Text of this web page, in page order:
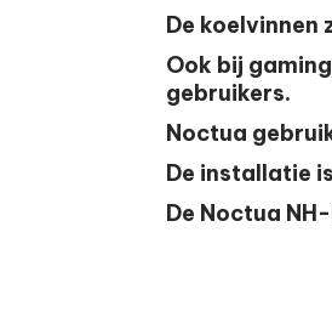
De
Ook bij
gebruikers.
Noctua
De installatie
De Noctua